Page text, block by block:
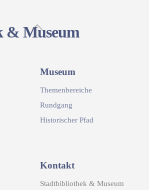
Back
To
& Museum
Museum
Themenbereiche
Rundgang
Historischer Pfad
Kontakt
Stadtbibliothek & Museum